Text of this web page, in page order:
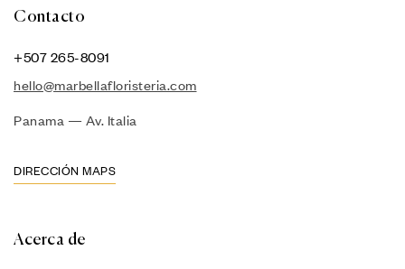
Contacto
+507 265-8091
hello@marbellafloristeria.com
Panama — Av. Italia
DIRECCIÓN MAPS
Acerca de